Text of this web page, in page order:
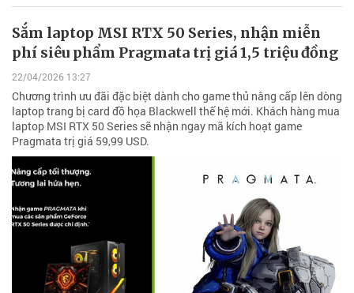
Sắm laptop MSI RTX 50 Series, nhận miễn
phí siêu phẩm Pragmata trị giá 1,5 triệu đồng
22/04/2026 13:27
Chương trình ưu đãi đặc biệt dành cho game thủ nâng cấp lên dòng
laptop trang bị card đồ họa Blackwell thế hệ mới. Khách hàng mua
laptop MSI RTX 50 Series sẽ nhận ngay mã kích hoạt game
Pragmata trị giá 59,99 USD.